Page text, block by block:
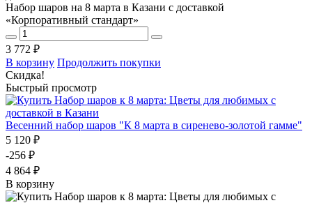
Набор шаров на 8 марта в Казани с доставкой
«Корпоративный стандарт»
3 772 ₽
В корзину Продолжить покупки
Скидка!
Быстрый просмотр
Весенний набор шаров "К 8 марта в сиренево-золотой гамме"
5 120 ₽
-256 ₽
4 864 ₽
В корзину